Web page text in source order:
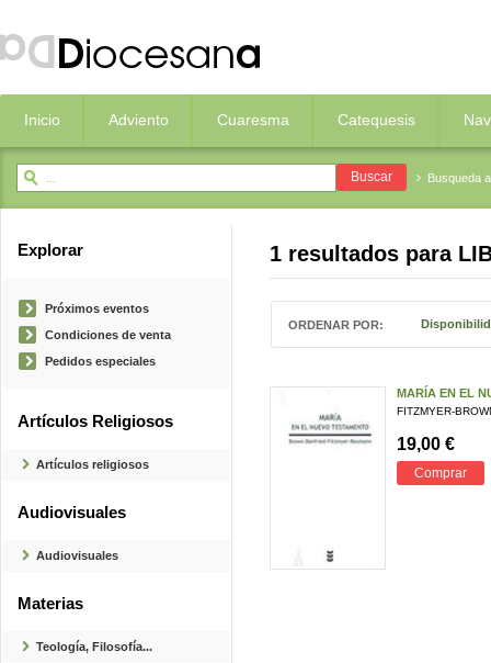
Inicio Adviento Cuaresma Catequesis
Busqueda
Explorar
Próximos eventos
Condiciones de venta
Pedidos especiales
Artículos Religiosos
Artículos religiosos
Audiovisuales
Audiovisuales
Materias
Teología, Filosofía...
1 resultados para
ORDENAR POR:
MARÍA EN EL
FITZMYER-
19,00 €
Comprar